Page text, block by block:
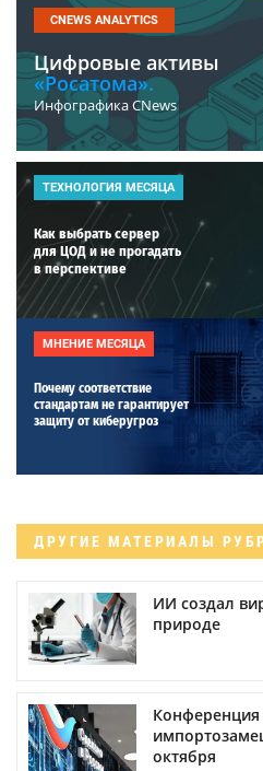
CNEWS ANALYTICS
Цифровые активы
«Росатома».
Инфографика CNews
ТЕХНОЛОГИЯ МЕСЯЦА
Как выбрать сервер
для ЦОД и не прогадать
в перспективе
МНЕНИЕ МЕСЯЦА
Почему соответствие
стандартам не гарантирует
защиту от киберугроз
ДРУГИЕ МАТЕРИАЛЫ
ИИ создал
природе
Конференция
октября